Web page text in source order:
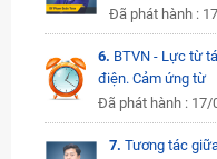
Đã phát hành :
6. BTVN - Lực từ
điện. Cảm ứng từ
Đã phát hành : 17/
7. Tương tác